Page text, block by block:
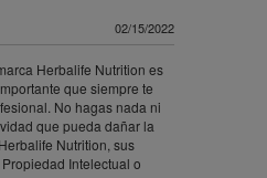
02/15/2022
Herbalife Nutrition es
que siempre te
No hagas nada ni
que pueda dañar la
Nutrition, sus
Intelectual o